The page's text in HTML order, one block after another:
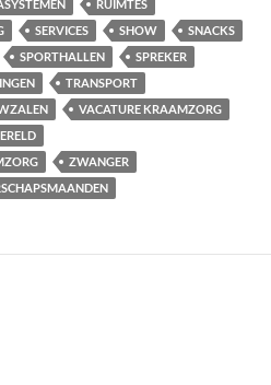
RUIMTES
SERVICES SHOW
SNACKS
SPORTHALLEN
SPREKER
TRANSPORT
VACATURE KRAAMZORG
ZWANGER